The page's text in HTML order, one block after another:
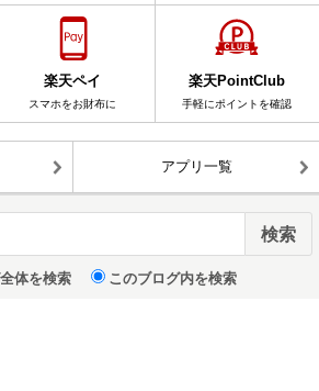
楽天ペイ
スマホをお財布に
楽天PointClub
手軽にポイントを確認
アプリ一覧
体を検索 このブログ内を検索